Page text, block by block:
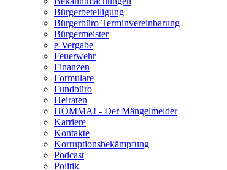
Bürgerbeteiligung
Bürgerbüro Terminvereinbarung
Bürgermeister
e-Vergabe
Feuerwehr
Finanzen
Formulare
Fundbüro
Heiraten
HÖMMA! - Der Mängelmelder
Karriere
Kontakte
Korruptionsbekämpfung
Podcast
Politik